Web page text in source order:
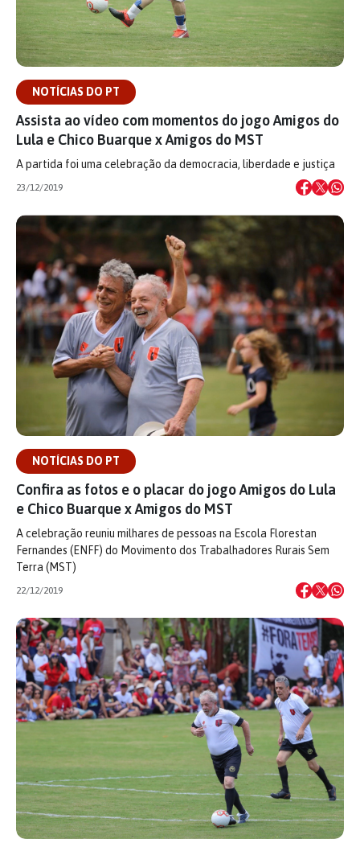
NOTÍCIAS DO PT
Assista ao vídeo com momentos do jogo Amigos do
Lula e Chico Buarque x Amigos do MST
A partida foi uma celebração da democracia, liberdade e justiça
23/12/2019
NOTÍCIAS DO PT
Confira as fotos e o placar do jogo Amigos do Lula
e Chico Buarque x Amigos do MST
A celebração reuniu milhares de pessoas na Escola Florestan
Fernandes (ENFF) do Movimento dos Trabalhadores Rurais Sem
Terra (MST)
22/12/2019